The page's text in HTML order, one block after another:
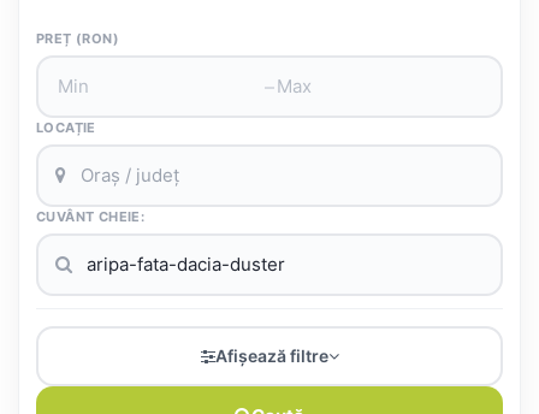
PREȚ (RON)
–
LOCAȚIE
CUVÂNT CHEIE:
Afișează filtre